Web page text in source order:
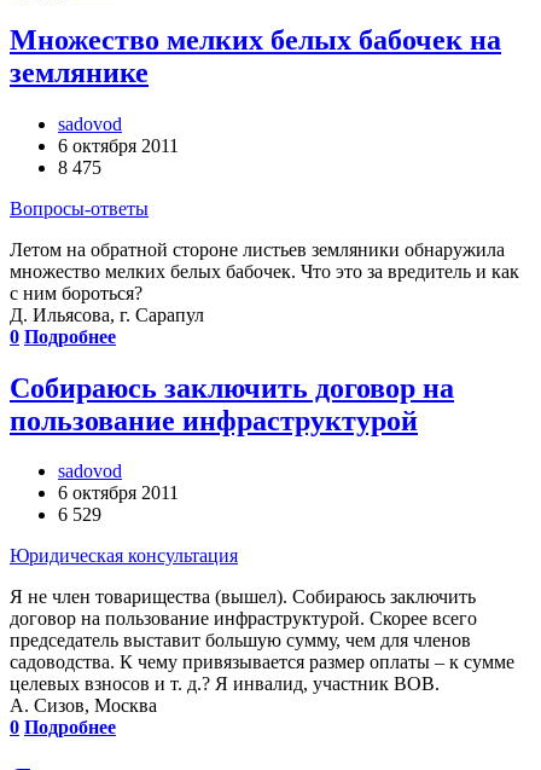
Множество мелких белых бабочек на
землянике
sadovod
6 октября 2011
8 475
Вопросы-ответы
Летом на обратной стороне листьев земляники обнаружила
множество мелких белых бабочек. Что это за вредитель и как
с ним бороться?
Д. Ильясова, г. Сарапул
0 Подробнее
Собираюсь заключить договор на
пользование инфраструктурой
sadovod
6 октября 2011
6 529
Юридическая консультация
Я не член товарищества (вышел). Собираюсь заключить
договор на пользование инфраструктурой. Скорее всего
председатель выставит большую сумму, чем для членов
садоводства. К чему привязывается размер оплаты – к сумме
целевых взносов и т. д.? Я инвалид, участник ВОВ.
А. Сизов, Москва
0 Подробнее